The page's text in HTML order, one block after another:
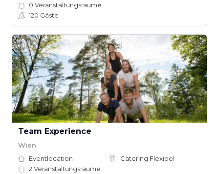
0 Veranstaltungsräume
120 Gäste
Team Experience
Wien
Eventlocation
Catering Flexibel
2 Veranstaltungsräume